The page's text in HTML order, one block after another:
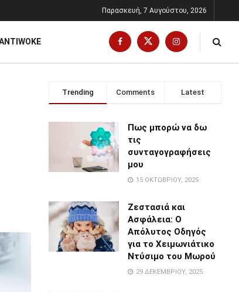
Παρασκευή, 7 Αυγούστου, 2026
Trending Comments Latest
Πως μπορώ να δω
τις
συνταγογραφήσεις
μου
15 ΟΚΤΩΒΡΊΟΥ, 2025
Ζεστασιά και
Ασφάλεια: Ο
Απόλυτος Οδηγός
για το Χειμωνιάτικο
Ντύσιμο του Μωρού
29 ΔΕΚΕΜΒΡΊΟΥ, 2025